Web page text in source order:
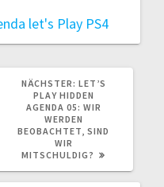
let's Play PS4
NÄCHSTER: NÄCHSTER
BEITRAG:
LET’S
PLAY HIDDEN
AGENDA 05: WIR
WERDEN
BEOBACHTET, SIND
WIR
MITSCHULDIG?